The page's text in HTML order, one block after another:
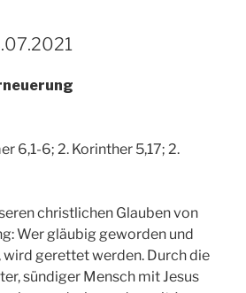
6,1-6; 2. Korinther 5,17; 2.
christlichen Glauben von
Wer gläubig geworden und
gerettet werden. Durch die
sündiger Mensch mit Jesus